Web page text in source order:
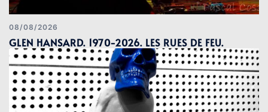
08/08/2026
GLEN HANSARD. 1970-2026. LES RUES DE FEU.